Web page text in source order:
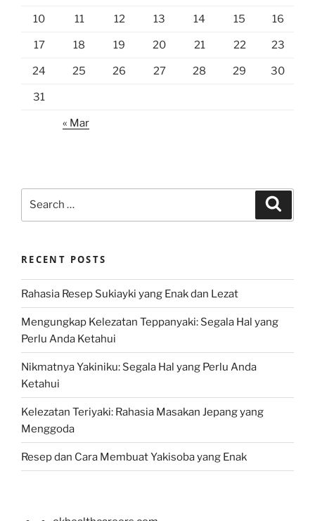
10 11 12 13 14 15 16
17 18 19 20 21 22 23
24 25 26 27 28 29 30
31
« Mar
RECENT POSTS
Rahasia Resep Sukiayki yang Enak dan Lezat
Mengungkap Kelezatan Teppanyaki: Segala Hal yang
Perlu Anda Ketahui
Nikmatnya Yakiniku: Segala Hal yang Perlu Anda
Ketahui
Kelezatan Teriyaki: Rahasia Masakan Jepang yang
Menggoda
Resep dan Cara Membuat Yakisoba yang Enak